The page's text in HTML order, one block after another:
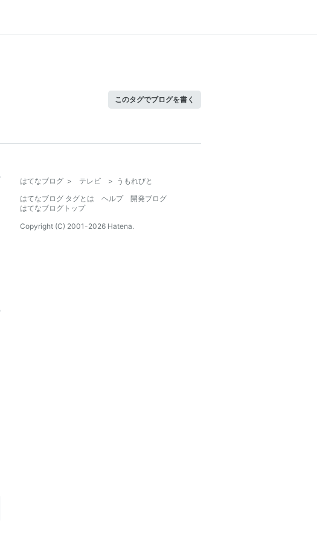
このタグでブログを書く
はてなブログ > テレビ > うもれびと
はてなブログ タグとは
ヘルプ
開発ブログ
はてなブログトップ
Copyright (C) 2001-2026 Hatena.